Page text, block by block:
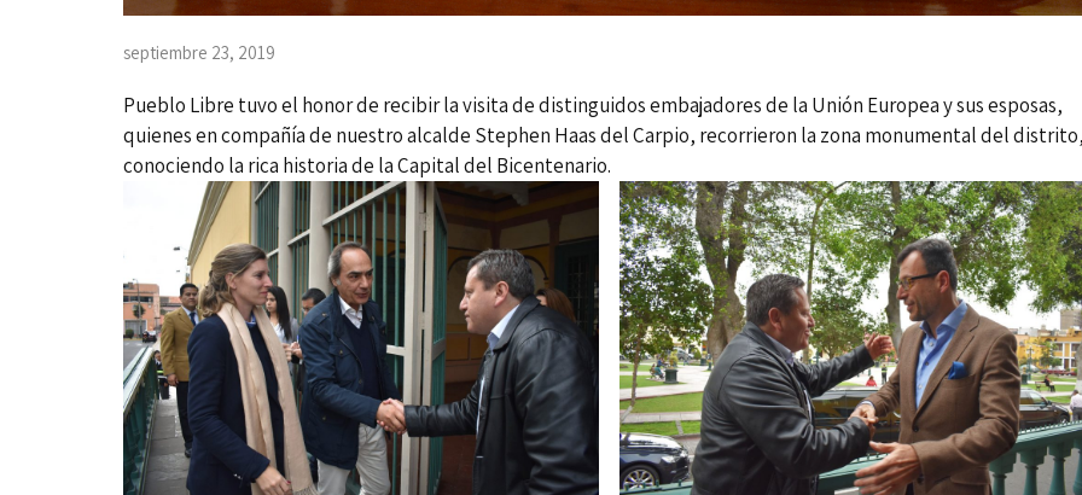
septiembre 23, 2019
Pueblo Libre tuvo el honor de recibir la visita de distinguidos embajadores de la Unión Europea y sus esposas,
quienes en compañía de nuestro alcalde Stephen Haas del Carpio, recorrieron la zona monumental del
conociendo la rica historia de la Capital del Bicentenario.